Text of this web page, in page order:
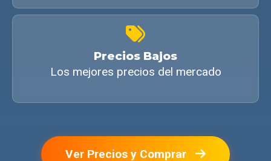
Precios Bajos
Los mejores precios del mercado
Ver Precios y Comprar